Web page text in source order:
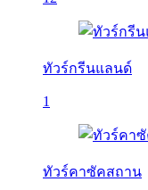
ทัวร์กรีนแลนด์
1
ทัวร์คาซัคสถาน